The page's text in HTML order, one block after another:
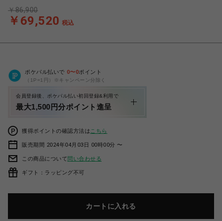
￥69,520 税込
￥86,900
ポケパル払いで 0〜0ポイント
（1P=1円）※キャンペーン分除く
会員登録後、ポケパル払い初回登録&利用で
最大1,500円分ポイント進呈
獲得ポイントの確認方法は こちら
販売期間 2024年04月03日 00時00分 〜
この商品について問い合わせる
ギフト：ラッピング不可
カートに入れる